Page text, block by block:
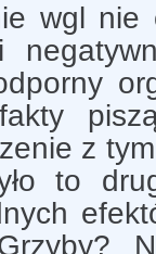
wgl nie
z
to